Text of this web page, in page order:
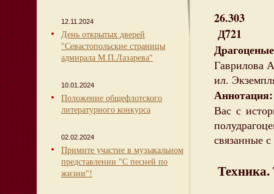
12.11.2024
День открытых дверей
"Севастопольские страницы
адмирала М.П.Лазарева"
10.01.2024
Положение общефлотского
литературного конкурса
02.02.2024
Примите участие в музыкальном
представлении "С песней по
жизни"!
26.303
Д721
Гаврилова
ил.
Аннотация:
Вас с
связанные
Техника.